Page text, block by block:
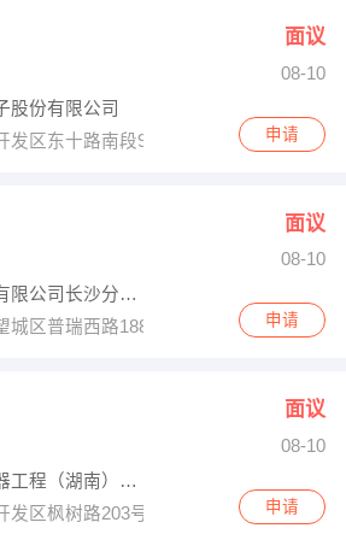
面议
08-10
股份有限公司
发区东十路南段9号
申请
面议
08-10
大农科技股份有限公司长沙分公司
城区普瑞西路188号金桥国际未来城3栋
申请
面议
08-10
森达美信昌机器工程（湖南）有限公司
发区枫树路203号
申请